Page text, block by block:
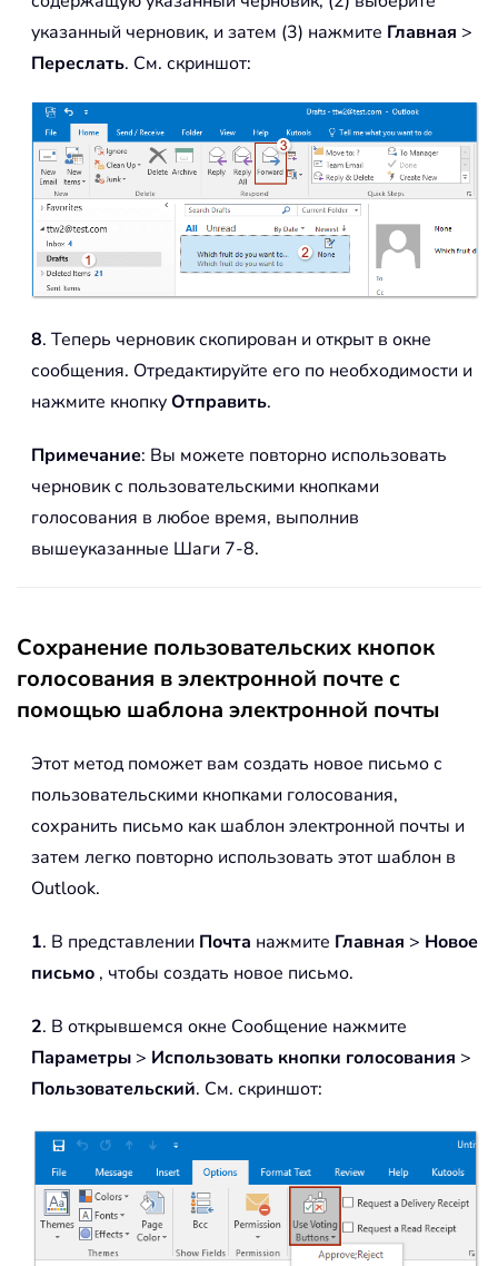
указанный черновик, и затем (3) нажмите Главная >
Переслать. См. скриншот:
8. Теперь черновик скопирован и открыт в окне
сообщения. Отредактируйте его по необходимости и
нажмите кнопкуОтправить.
Примечание: Вы можете повторно использовать
черновик с пользовательскими кнопками
голосования в любое время, выполнив
вышеуказанные Шаги 7-8.
Сохранение пользовательских кнопок
голосования в электронной почте с
помощью шаблона электронной почты
Этот метод поможет вам создать новое письмо с
пользовательскими кнопками голосования,
сохранить письмо как шаблон электронной почты и
затем легко повторно использовать этот шаблон в
Outlook.
1. В представлении Почта нажмите Главная > Новое
письмо , чтобы создать новое письмо.
2. В открывшемся окне Сообщение нажмите
Параметры > Использовать кнопки голосования >
Пользовательский. См. скриншот: